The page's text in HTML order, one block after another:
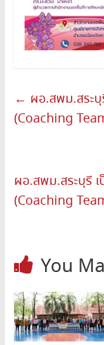
← ผอ.สพม.สระ
(Coaching
ผอ.สพม.สระบุรี
(Coaching
You